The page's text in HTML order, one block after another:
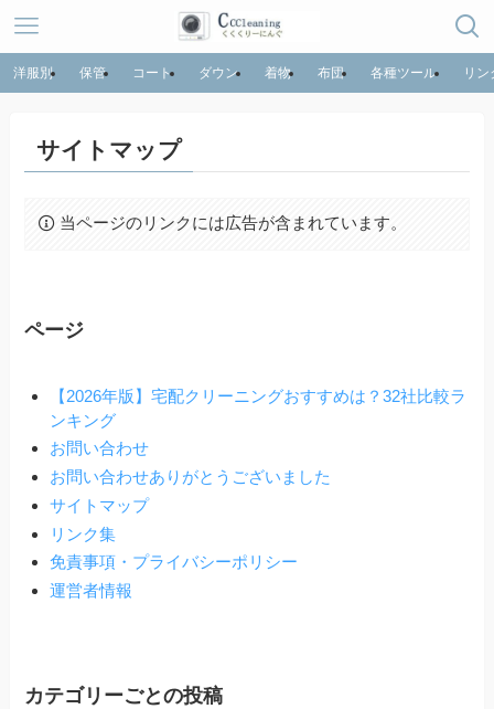
洋服別 保管 コート ダウン 着物 布団 各種ツール リン
サイトマップ
当ページのリンクには広告が含まれています。
ページ
【2026年版】宅配クリーニングおすすめは？32社比較ラ
ンキング
お問い合わせ
お問い合わせありがとうございました
サイトマップ
リンク集
免責事項・プライバシーポリシー
運営者情報
カテゴリーごとの投稿